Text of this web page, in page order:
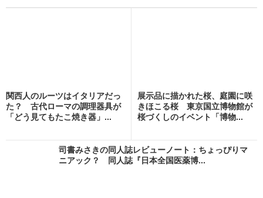
関西人のルーツはイタリアだっ
た？ 古代ローマの調理器具が
「どう見てもたこ焼き器」...
展示品に描かれた桜、庭園に咲
きほこる桜 東京国立博物館が
桜づくしのイベント「博物...
司書みさきの同人誌レビューノート：ちょっぴりマ
ニアック？ 同人誌『日本全国医薬博...